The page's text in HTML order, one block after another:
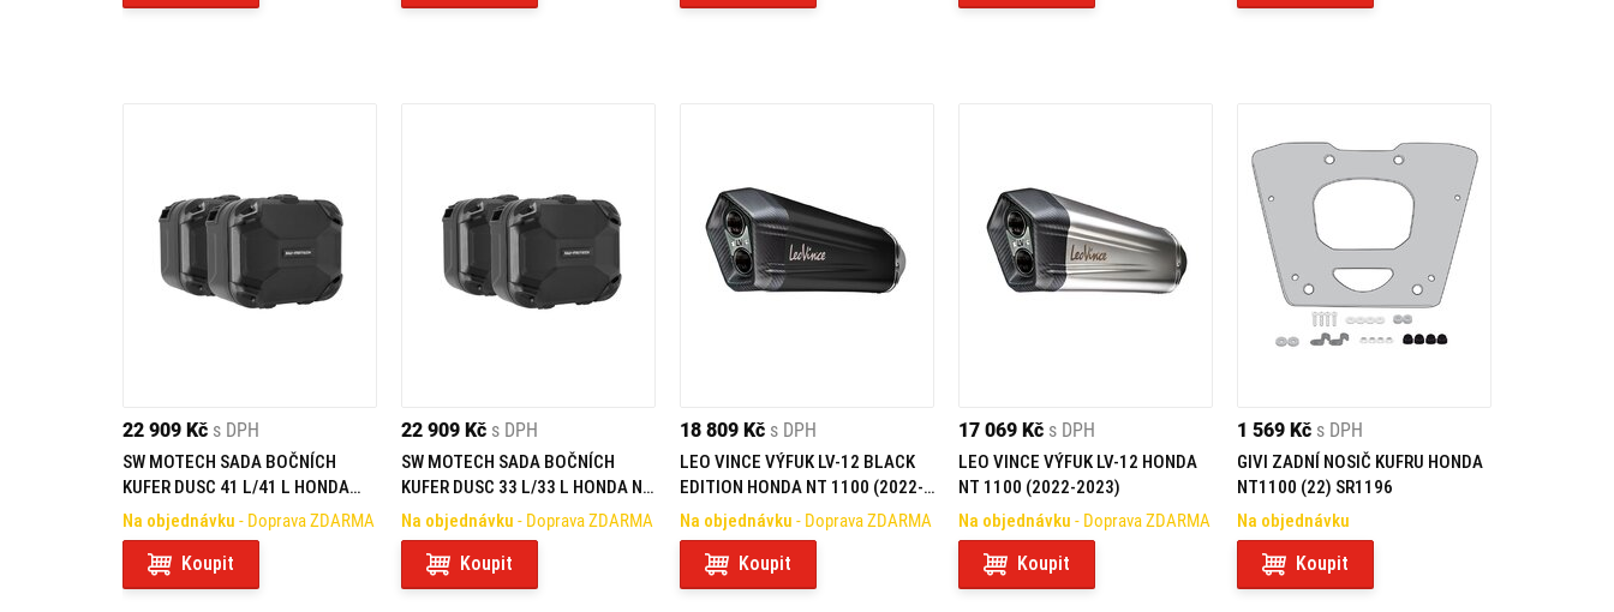
22 909 Kč s DPH
SW MOTECH SADA BOČNÍCH
KUFER DUSC 41 L/41 L HONDA
NT1100 (21-)
Na objednávku - Doprava ZDARMA
Koupit
22 909 Kč s DPH
SW MOTECH SADA BOČNÍCH
KUFER DUSC 33 L/33 L HONDA NT
1100 (21-)
Na objednávku - Doprava ZDARMA
Koupit
18 809 Kč s DPH
LEO VINCE VÝFUK LV-12 BLACK
EDITION HONDA NT 1100 (2022-
2023)
Na objednávku - Doprava ZDARMA
Koupit
17 069 Kč s DPH
LEO VINCE VÝFUK LV-12 HONDA
NT 1100 (2022-2023)
Na objednávku - Doprava ZDARMA
Koupit
1 569 Kč s DPH
GIVI ZADNÍ NOSIČ KUFRU HONDA
NT1100 (22) SR1196
Na objednávku
Koupit